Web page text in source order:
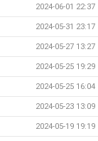
2024-06-01 22:37
2024-05-31 23:17
2024-05-27 13:27
2024-05-25 19:29
2024-05-25 16:04
2024-05-23 13:09
2024-05-19 19:19